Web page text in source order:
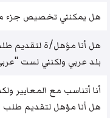
هل يمكنني تخصيص جزء
هل أنا مؤهل/ة لتقديم
بلد عربي ولكنني لست
أنا أتناسب مع المعايير
هل أنا مؤهل لتقديم